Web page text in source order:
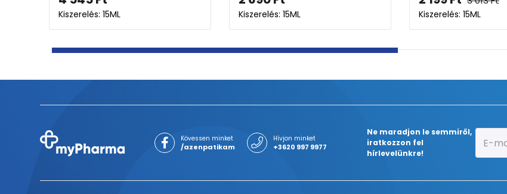
Kiszerelés: 10ML Kiszerelés: 10ML
Kövessen minket
/azenpatikam
Hívjon minket
+3620 997 9977
Ne maradjon le semmiről,
iratkozzon fel
hírlevelünkre!